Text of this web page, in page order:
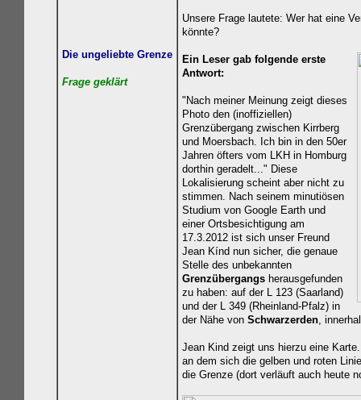
Die ungeliebte Grenze
Frage geklärt
Unsere Frage lautete: Wer hat eine
könnte?
Ein Leser gab folgende erste
Antwort:
"Nach meiner Meinung zeigt dieses
Photo den (inoffiziellen)
Grenzübergang zwischen Kirrberg
und Moersbach. Ich bin in den 50er
Jahren öfters vom LKH in Homburg
dorthin geradelt..." Diese
Lokalisierung scheint aber nicht zu
stimmen. Nach seinem minutiösen
Studium von Google Earth und
einer Ortsbesichtigung am
17.3.2012 ist sich unser Freund
Jean Kínd nun sicher, die genaue
Stelle des unbekannten
Grenzübergangs herausgefunden
zu haben: auf der L 123 (Saarland)
und der L 349 (Rheinland-Pfalz) in
der Nähe von Schwarzerden,
Jean Kind zeigt uns hierzu eine
an dem sich die gelben und roten
die Grenze (dort verläuft auch heute